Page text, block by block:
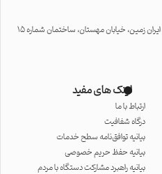
زمین، خیابان مهستان، ساختمان شماره 15
لینک های مفید
ارتباط با ما
درگاه شفافیت
بیانیه توافق‌نامه سطح خدمات
بیانیه حفظ حریم خصوصی
بیانیه راهبرد مشارکت دستگاه با مردم